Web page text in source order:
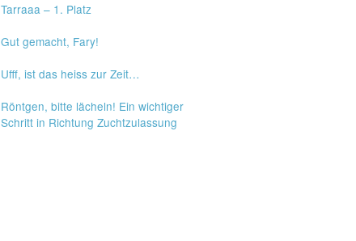
Tarraaa – 1. Platz
Gut gemacht, Fary!
Ufff, ist das heiss zur Zeit…
Röntgen, bitte lächeln! Ein wichtiger
Schritt in Richtung Zuchtzulassung